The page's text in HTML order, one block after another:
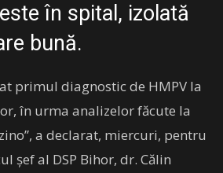
în spital, izolată
bună.
primul diagnostic de HMPV la
în urma analizelor făcute la
a declarat, miercuri, pentru
şef al DSP Bihor, dr. Călin